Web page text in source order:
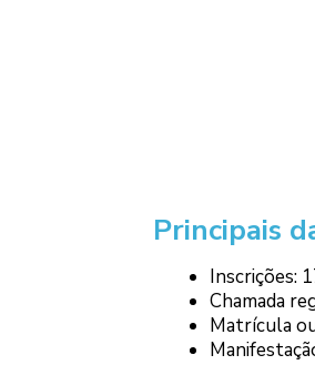
Principais
Inscrições:
Chamada
Matrícula